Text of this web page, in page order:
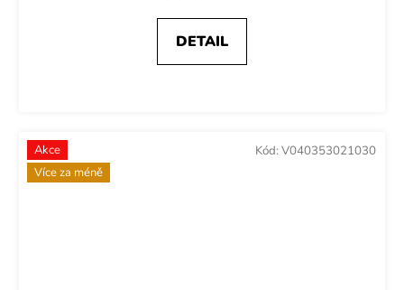
DETAIL
Akce
Více za méně
Kód: V040353021030